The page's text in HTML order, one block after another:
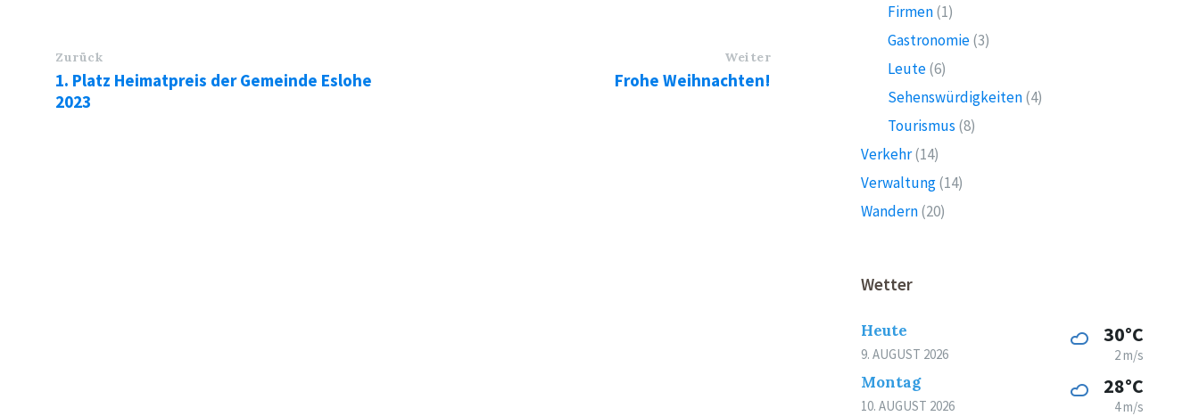
Zurück
1. Platz Heimatpreis der Gemeinde Eslohe
2023
Weiter
Frohe Weihnachten!
Firmen(1)
Gastronomie(3)
Leute(6)
Sehenswürdigkeiten(4)
Tourismus (8)
Verkehr(14)
Verwaltung(14)
Wandern(20)
Wetter
Heute
9. AUGUST 2026
30°C
2 m/s
Montag
10. AUGUST 2026
28°C
4 m/s